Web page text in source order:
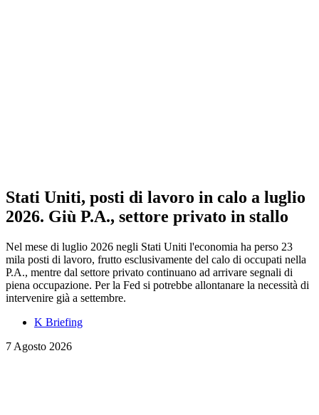
Stati Uniti, posti di lavoro in calo a luglio
2026. Giù P.A., settore privato in stallo
Nel mese di luglio 2026 negli Stati Uniti l'economia ha perso 23
mila posti di lavoro, frutto esclusivamente del calo di occupati nella
P.A., mentre dal settore privato continuano ad arrivare segnali di
piena occupazione. Per la Fed si potrebbe allontanare la necessità di
intervenire già a settembre.
K Briefing
7 Agosto 2026